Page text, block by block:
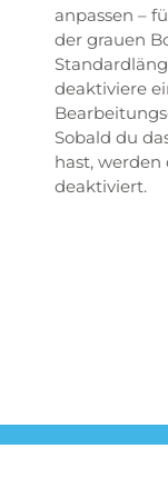
anpassen –
der grauen
deaktiviere
Sobald du
hast, werden
deaktiviert.